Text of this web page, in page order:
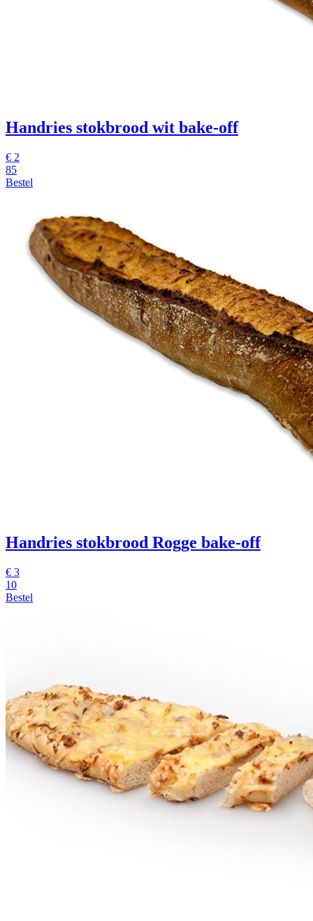
Handries stokbrood wit bake-off
€ 2
85
Bestel
Handries stokbrood Rogge bake-off
€ 3
10
Bestel